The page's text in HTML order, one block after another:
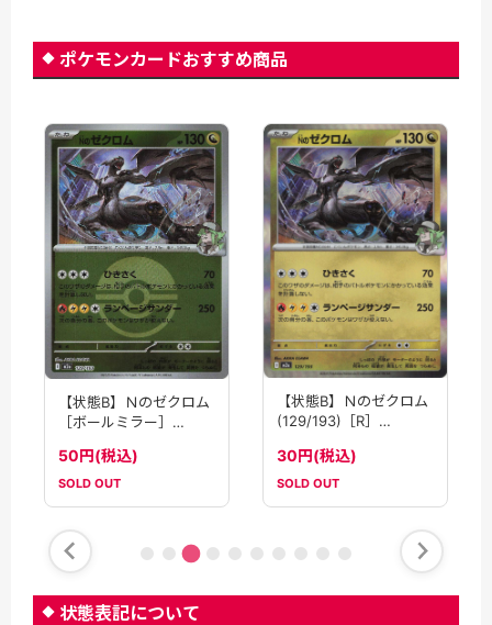
ポケモンカードおすすめ商品
【状態B】Ｎのゼクロム
［ボールミラー］
50円(税込)
SOLD OUT
【状態B】Ｎのゼクロム
(129/193)［R］
30円(税込)
SOLD OUT
状態表記について